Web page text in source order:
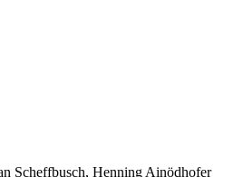
Scheffbusch, Henning Ainödhofer